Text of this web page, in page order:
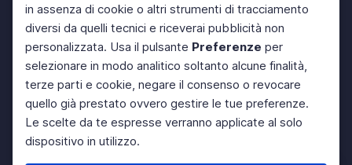
in assenza di cookie o altri strumenti di tracciamento
diversi da quelli tecnici e riceverai pubblicità non
personalizzata. Usa il pulsante Preferenze per
selezionare in modo analitico soltanto alcune finalità,
terze parti e cookie, negare il consenso o revocare
quello già prestato ovvero gestire le tue preferenze.
Le scelte da te espresse verranno applicate al solo
dispositivo in utilizzo.